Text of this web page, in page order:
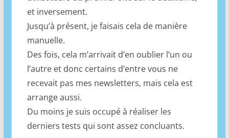
et inversement.
Jusqu’à présent, je faisais cela de manière
manuelle.
Des fois, cela m’arrivait d’en oublier l’un ou
l’autre et donc certains d’entre vous ne
recevait pas mes newsletters, mais cela est
arrange aussi.
Du moins je suis occupé à réaliser les
derniers tests qui sont assez concluants.